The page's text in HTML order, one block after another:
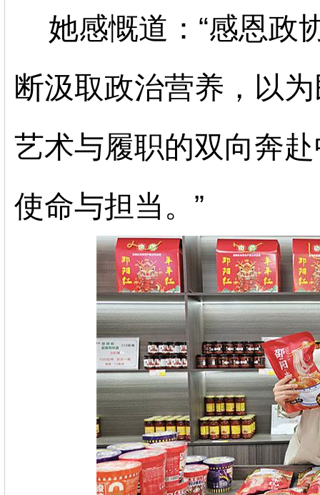
她感慨道： “感恩政
断汲取政治营养，以
艺术与履职的双向奔
使命与担当。”